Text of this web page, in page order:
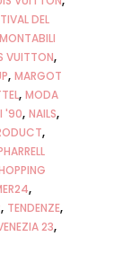
DEL
VUITTON
MARGOT
MODA
'90 NAILS
TENDENZE
23